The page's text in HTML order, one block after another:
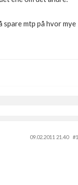
mtp på hvor mye
09.02.2011 21.40
#1